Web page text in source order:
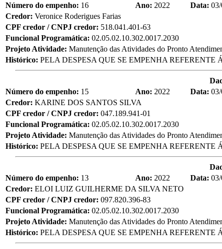
Número do empenho: 16 Ano: 2022 Data:
Credor: Veronice Roderigues Farias
CPF credor / CNPJ credor: 518.041.401-63
Funcional Programática: 02.05.02.10.302.0017.2030
Projeto Atividade: Manutenção das Atividades do Pronto
Histórico: PELA DESPESA QUE SE EMPENHA
Número do empenho: 15 Ano: 2022 Data:
Credor: KARINE DOS SANTOS SILVA
CPF credor / CNPJ credor: 047.189.941-01
Funcional Programática: 02.05.02.10.302.0017.2030
Projeto Atividade: Manutenção das Atividades do Pronto
Histórico: PELA DESPESA QUE SE EMPENHA
Número do empenho: 13 Ano: 2022 Data:
Credor: ELOI LUIZ GUILHERME DA SILVA NETO
CPF credor / CNPJ credor: 097.820.396-83
Funcional Programática: 02.05.02.10.302.0017.2030
Projeto Atividade: Manutenção das Atividades do Pronto
Histórico: PELA DESPESA QUE SE EMPENHA